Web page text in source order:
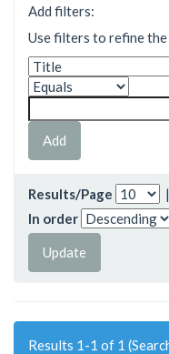
Add filters:
Use filters to refine the
Results/Page |
In order
Results 1-1 of 1